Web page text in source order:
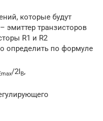
которые будут
эмиттер транзисторов
R1 и R2
определить по формуле
/2IB,